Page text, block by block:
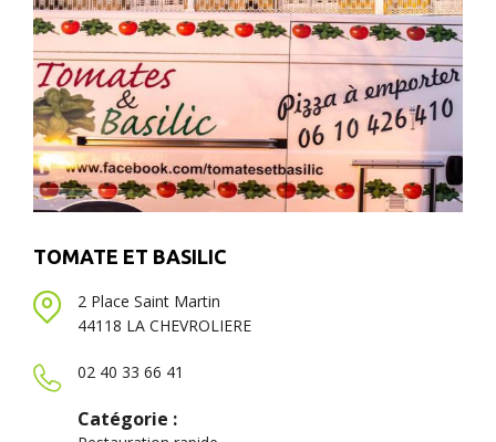
TOMATE ET BASILIC
2 Place Saint Martin
44118 LA CHEVROLIERE
02 40 33 66 41
Catégorie :